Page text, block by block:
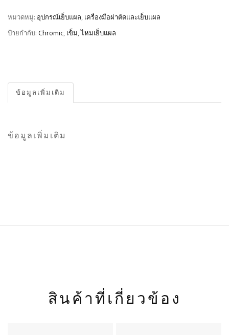
หมวดหมู่: อุปกรณ์เย็บแผล, เครื่องมือผ่าตัดและเย็บแผล
ป้ายกำกับ: Chromic, เข็ม,ไหมเย็บแผล
ข้อมูลเพิ่มเติม
ข้อมูลเพิ่มเติม
สินค้าที่เกี่ยวข้อง